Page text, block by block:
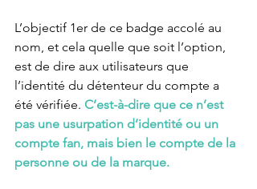
L’objectif 1er de ce badge accolé au
nom, et cela quelle que soit l’option,
est de dire aux utilisateurs que
l’identité du détenteur du compte a
été vérifiée. C’est-à-dire que ce n’est
pas une usurpation d’identité ou un
compte fan, mais bien le compte de la
personne ou de la marque.